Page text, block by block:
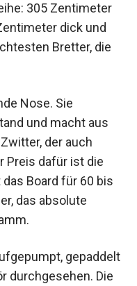
305 Zentimeter
dick und
Bretter, die
Nose. Sie
und macht aus
der auch
Preis dafür ist die
Board für 60 bis
das absolute
gepaddelt
durchgesehen. Die